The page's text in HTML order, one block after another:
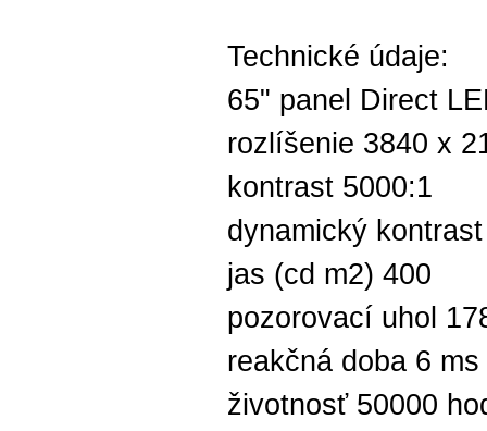
Technické údaje:
65" panel Direct
rozlíšenie 3840 x
kontrast 5000:1
dynamický
jas (cd m2) 400
pozorovací uhol
reakčná doba 6 ms
životnosť 50000